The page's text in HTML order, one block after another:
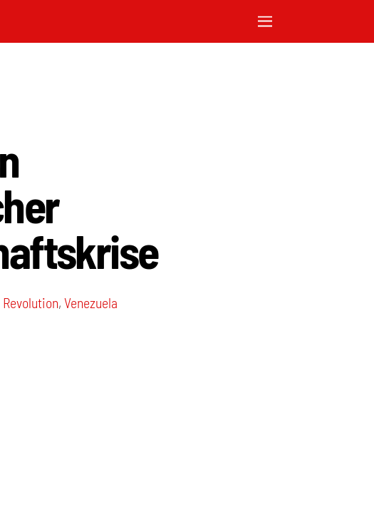
,Venezuela